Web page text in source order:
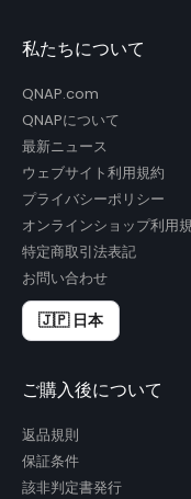
私たちについて
QNAP.com
QNAPについて
最新ニュース
ウェブサイト利用規約
プライバシーポリシー
オンラインショップ利用
特定商取引法表記
お問い合わせ
🇯🇵 日本
ご購入後について
返品規則
保証条件
該非判定書発行